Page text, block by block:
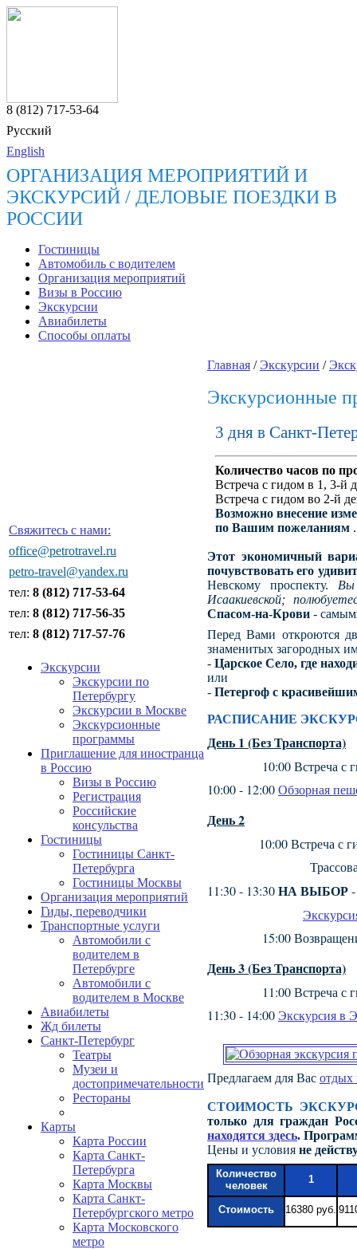
8 (812) 717-53-64
Русский
English
ОРГАНИЗАЦИЯ МЕРОПРИЯТИЙ И
ЭКСКУРСИЙ / ДЕЛОВЫЕ ПОЕЗДКИ В
РОССИИ
Гостиницы
Автомобиль с водителем
Организация мероприятий
Визы в Россию
Экскурсии
Авиабилеты
Способы оплаты
Свяжитесь с нами:
office@petrotravel.ru
petro-travel@yandex.ru
тел: 8 (812) 717-53-64
тел: 8 (812) 717-56-35
тел: 8 (812) 717-57-76
Экскурсии
Экскурсии по
Петербургу
Экскурсии в Москве
Экскурсионные
программы
Приглашение для иностранца
в Россию
Визы в Россию
Регистрация
Российские
консульства
Гостиницы
Гостиницы Санкт-
Петербурга
Гостиницы Москвы
Организация мероприятий
Гиды, переводчики
Транспортные услуги
Автомобили с
водителем в
Петербурге
Автомобили с
водителем в Москве
Авиабилеты
Жд билеты
Санкт-Петербург
Театры
Музеи и
достопримечательности
Рестораны
Карты
Карта России
Карта Санкт-
Петербурга
Карта Москвы
Карта Санкт-
Петербургского метро
Карта Московского
метро
Главная / Экскурсии /
Экскурсионные
3 дня в Санкт-
Количество часов по
Встреча с гидом в 1, 3-й
Встреча с гидом во 2-й
Возможно внесение
по Вашим пожеланиям .
Этот экономичный
почувствовать его
Невскому проспекту. Вы
Исаакиевской;
Спасом-на-Крови -
Перед Вами откроются
знаменитых загородных
- Царское Село, где
или
- Петергоф с
РАСПИСАНИЕ
День 1 (Без Транспорта)
10:00 Встреча с
10:00 - 12:00Обзорная
День 2
10:00 Встреча с гидом
Трассовая
11:30 - 13:30НА ВЫБОР
15:00
День 3(Без Транспорта)
11:00 Встреча с
11:30 - 14:00 Экскурсия в
Предлагаем для Вас отдых
СТОИМОСТЬ
только для граждан
находятся здесь.
Цены и условия не
Количество
человек
1
Cтоимость 16380 руб.